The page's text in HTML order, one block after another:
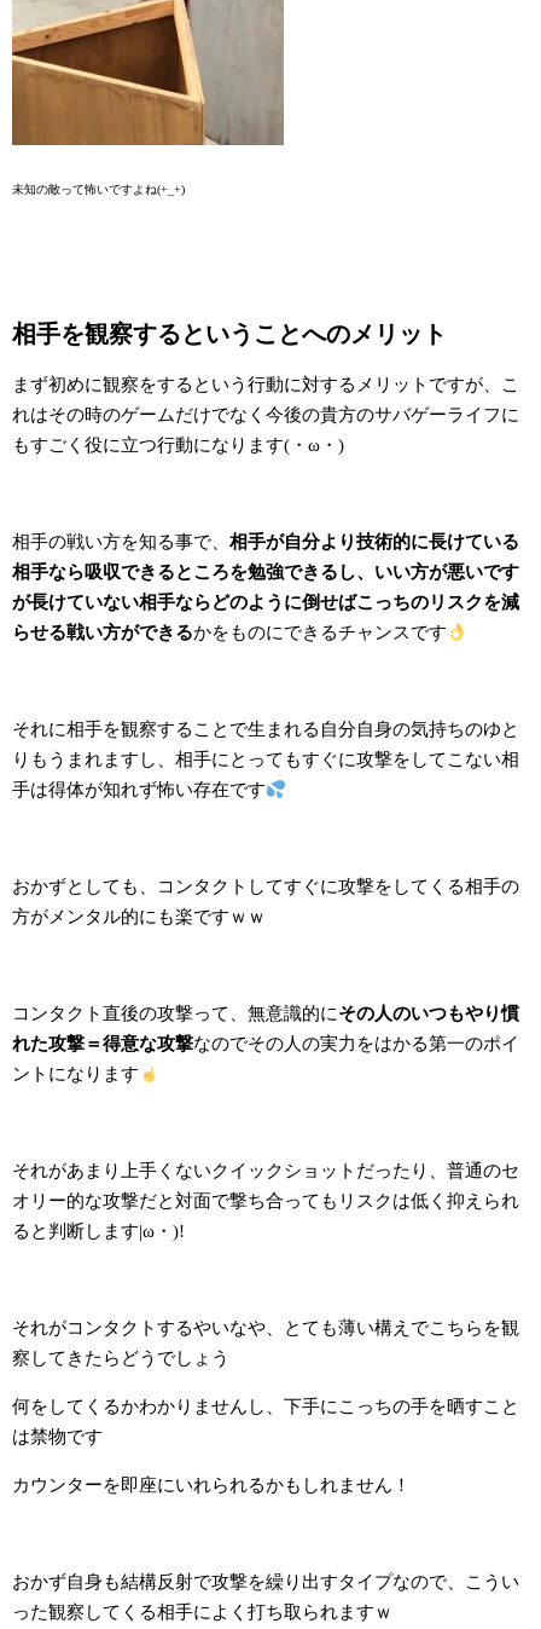
未知の敵って怖いですよね(+_+)
相手を観察するということへのメリット
まず初めに観察をするという行動に対するメリットですが、こ
れはその時のゲームだけでなく今後の貴方のサバゲーライフに
もすごく役に立つ行動になります(・ω・)
相手の戦い方を知る事で、 相手が自分より技術的に長けている
相手なら吸収できるところを勉強できるし、いい方が悪いです
が長けていない相手ならどのように倒せばこっちのリスクを減
らせる戦い方ができるかをものにできるチャンスです
それに相手を観察することで生まれる自分自身の気持ちのゆと
りもうまれますし、相手にとってもすぐに攻撃をしてこない相
手は得体が知れず怖い存在です
おかずとしても、コンタクトしてすぐに攻撃をしてくる相手の
方がメンタル的にも楽ですｗｗ
コンタクト直後の攻撃って、無意識的にその人のいつもやり慣
れた攻撃＝得意な攻撃なのでその人の実力をはかる第一のポイ
ントになります
それがあまり上手くないクイックショットだったり、普通のセ
オリー的な攻撃だと対面で撃ち合ってもリスクは低く抑えられ
ると判断します|ω・)!
それがコンタクトするやいなや、とても薄い構えでこちらを観
察してきたらどうでしょう
何をしてくるかわかりませんし、下手にこっちの手を晒すこと
は禁物です
カウンターを即座にいれられるかもしれません！
おかず自身も結構反射で攻撃を繰り出すタイプなので、こうい
った観察してくる相手によく打ち取られますｗ